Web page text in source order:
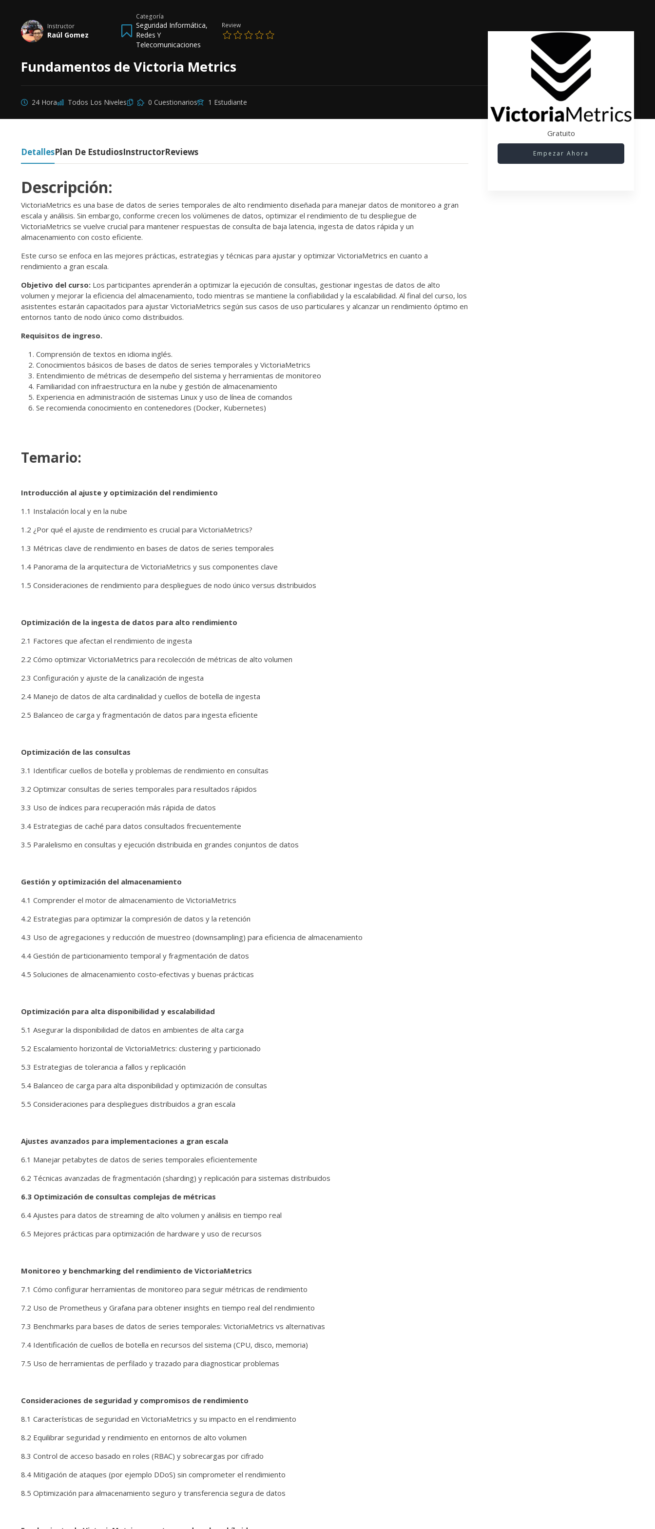
Instructor
Raúl Gomez
Categoría
Seguridad Informática,
Redes Y
Telecomunicaciones
Review
Fundamentos de Victoria Metrics
24 Hora Todos Los Niveles 0 Cuestionarios 1 Estudiante
DetallesPlan De EstudiosInstructorReviews
Descripción:
VictoriaMetrics es una base de datos de series temporales de alto rendimiento diseñada para manejar datos de monitoreo a gran
escala y análisis. Sin embargo, conforme crecen los volúmenes de datos, optimizar el rendimiento de tu despliegue de
VictoriaMetrics se vuelve crucial para mantener respuestas de consulta de baja latencia, ingesta de datos rápida y un
almacenamiento con costo eficiente.
Este curso se enfoca en las mejores prácticas, estrategias y técnicas para ajustar y optimizar VictoriaMetrics en cuanto a
rendimiento a gran escala.
Objetivo del curso: Los participantes aprenderán a optimizar la ejecución de consultas, gestionar ingestas de datos de alto
volumen y mejorar la eficiencia del almacenamiento, todo mientras se mantiene la confiabilidad y la escalabilidad. Al final del curso, los
asistentes estarán capacitados para ajustar VictoriaMetrics según sus casos de uso particulares y alcanzar un rendimiento óptimo en
entornos tanto de nodo único como distribuidos.
Requisitos de ingreso.
Comprensión de textos en idioma inglés.
Conocimientos básicos de bases de datos de series temporales y VictoriaMetrics
Entendimiento de métricas de desempeño del sistema y herramientas de monitoreo
Familiaridad con infraestructura en la nube y gestión de almacenamiento
Experiencia en administración de sistemas Linux y uso de línea de comandos
Se recomienda conocimiento en contenedores (Docker, Kubernetes)
Temario:
Introducción al ajuste y optimización del rendimiento
1.1 Instalación local y en la nube
1.2 ¿Por qué el ajuste de rendimiento es crucial para VictoriaMetrics?
1.3 Métricas clave de rendimiento en bases de datos de series temporales
1.4 Panorama de la arquitectura de VictoriaMetrics y sus componentes clave
1.5 Consideraciones de rendimiento para despliegues de nodo único versus distribuidos
Optimización de la ingesta de datos para alto rendimiento
2.1 Factores que afectan el rendimiento de ingesta
2.2 Cómo optimizar VictoriaMetrics para recolección de métricas de alto volumen
2.3 Configuración y ajuste de la canalización de ingesta
2.4 Manejo de datos de alta cardinalidad y cuellos de botella de ingesta
2.5 Balanceo de carga y fragmentación de datos para ingesta eficiente
Optimización de las consultas
3.1 Identificar cuellos de botella y problemas de rendimiento en consultas
3.2 Optimizar consultas de series temporales para resultados rápidos
3.3 Uso de índices para recuperación más rápida de datos
3.4 Estrategias de caché para datos consultados frecuentemente
3.5 Paralelismo en consultas y ejecución distribuida en grandes conjuntos de datos
Gestión y optimización del almacenamiento
4.1 Comprender el motor de almacenamiento de VictoriaMetrics
4.2 Estrategias para optimizar la compresión de datos y la retención
4.3 Uso de agregaciones y reducción de muestreo (downsampling) para eficiencia de almacenamiento
4.4 Gestión de particionamiento temporal y fragmentación de datos
4.5 Soluciones de almacenamiento costo‑efectivas y buenas prácticas
Optimización para alta disponibilidad y escalabilidad
5.1 Asegurar la disponibilidad de datos en ambientes de alta carga
5.2 Escalamiento horizontal de VictoriaMetrics: clustering y particionado
5.3 Estrategias de tolerancia a fallos y replicación
5.4 Balanceo de carga para alta disponibilidad y optimización de consultas
5.5 Consideraciones para despliegues distribuidos a gran escala
Ajustes avanzados para implementaciones a gran escala
6.1 Manejar petabytes de datos de series temporales eficientemente
6.2 Técnicas avanzadas de fragmentación (sharding) y replicación para sistemas distribuidos
6.3 Optimización de consultas complejas de métricas
6.4 Ajustes para datos de streaming de alto volumen y análisis en tiempo real
6.5 Mejores prácticas para optimización de hardware y uso de recursos
Monitoreo y benchmarking del rendimiento de VictoriaMetrics
7.1 Cómo configurar herramientas de monitoreo para seguir métricas de rendimiento
7.2 Uso de Prometheus y Grafana para obtener insights en tiempo real del rendimiento
7.3 Benchmarks para bases de datos de series temporales: VictoriaMetrics vs alternativas
7.4 Identificación de cuellos de botella en recursos del sistema (CPU, disco, memoria)
7.5 Uso de herramientas de perfilado y trazado para diagnosticar problemas
Consideraciones de seguridad y compromisos de rendimiento
8.1 Características de seguridad en VictoriaMetrics y su impacto en el rendimiento
8.2 Equilibrar seguridad y rendimiento en entornos de alto volumen
8.3 Control de acceso basado en roles (RBAC) y sobrecargas por cifrado
8.4 Mitigación de ataques (por ejemplo DDoS) sin comprometer el rendimiento
8.5 Optimización para almacenamiento seguro y transferencia segura de datos
Gratuito
Empezar Ahora